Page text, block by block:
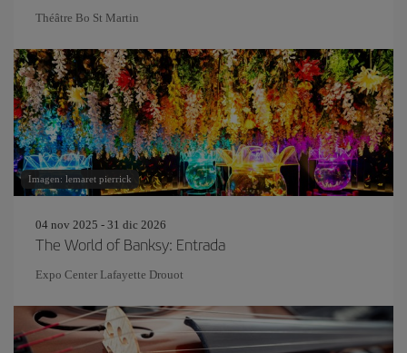
Théâtre Bo St Martin
Imagen: lemaret pierrick
04 nov 2025 - 31 dic 2026
The World of Banksy: Entrada
Expo Center Lafayette Drouot